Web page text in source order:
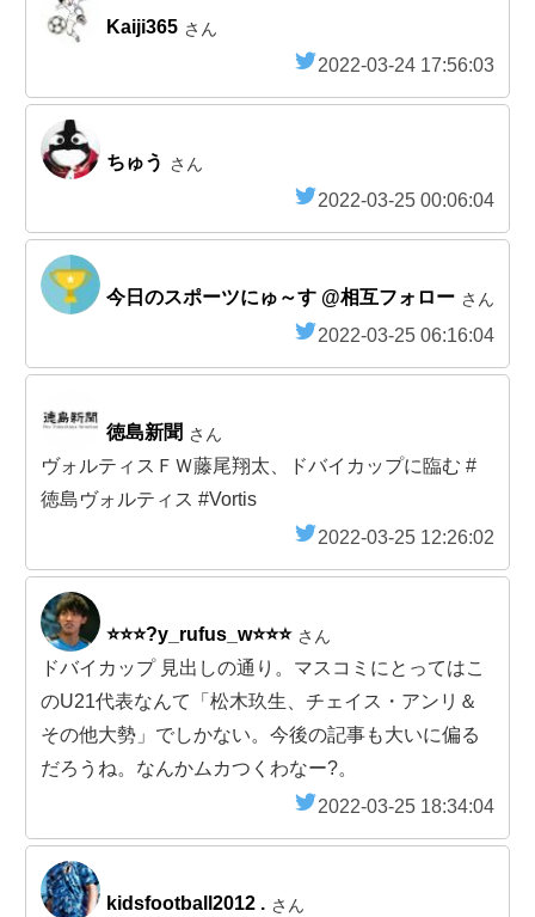
Kaiji365 さん
2022-03-24 17:56:03
ちゅう さん
2022-03-25 00:06:04
今日のスポーツにゅ～す @相互フォロー さん
2022-03-25 06:16:04
徳島新聞 さん
ヴォルティスＦＷ藤尾翔太、ドバイカップに臨む #
徳島ヴォルティス #Vortis
2022-03-25 12:26:02
⭐️⭐️⭐️?y_rufus_w⭐️⭐️⭐️ さん
ドバイカップ 見出しの通り。マスコミにとってはこ
のU21代表なんて「松木玖生、チェイス・アンリ＆
その他大勢」でしかない。今後の記事も大いに偏る
だろうね。なんかムカつくわなー?。
2022-03-25 18:34:04
kidsfootball2012 . さん